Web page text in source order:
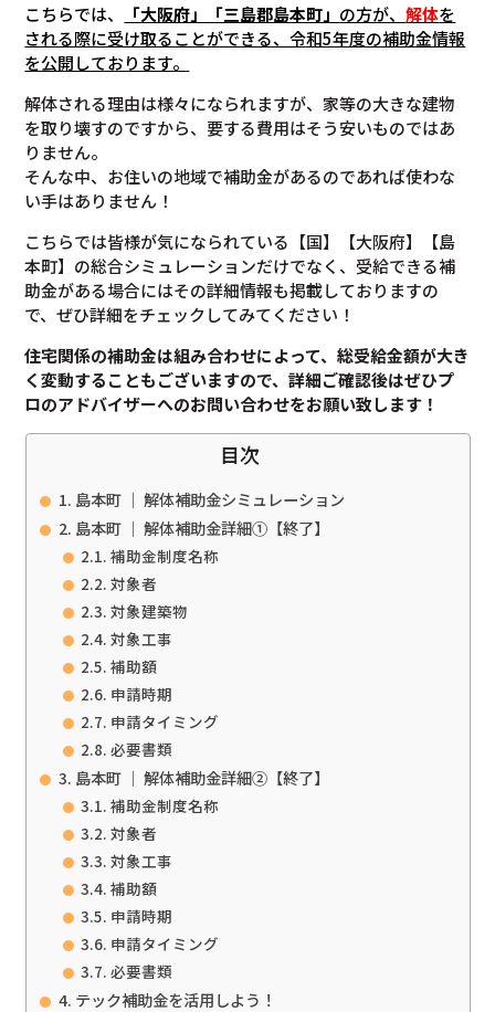
こちらでは、 「大阪府」「三島郡島本町」 の方が、解体を
される際に受け取ることができる、令和5年度の補助金情報
を公開しております。
解体される理由は様々になられますが、家等の大きな建物
を取り壊すのですから、要する費用はそう安いものではあ
りません。
そんな中、お住いの地域で補助金があるのであれば使わな
い手はありません！
こちらでは皆様が気になられている【国】【大阪府】【島
本町】の総合シミュレーションだけでなく、受給できる補
助金がある場合にはその詳細情報も掲載しておりますの
で、ぜひ詳細をチェックしてみてください！
住宅関係の補助金は組み合わせによって、総受給金額が大き
く変動することもございますので、詳細ご確認後はぜひプ
ロのアドバイザーへのお問い合わせをお願い致します！
目次
島本町 ｜ 解体補助金シミュレーション
島本町 ｜ 解体補助金詳細①【終了】
補助金制度名称
対象者
対象建築物
対象工事
補助額
申請時期
申請タイミング
必要書類
島本町 ｜ 解体補助金詳細②【終了】
補助金制度名称
対象者
対象工事
補助額
申請時期
申請タイミング
必要書類
テック補助金を活用しよう！